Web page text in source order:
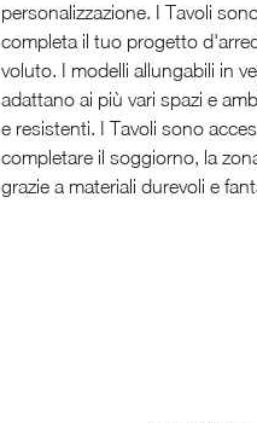
personalizzazione. I Tavoli
completa il tuo progetto
voluto. I modelli allungabili in
adattano ai più vari spazi e
e resistenti. I Tavoli sono
completare il soggiorno, la
grazie a materiali durevoli e